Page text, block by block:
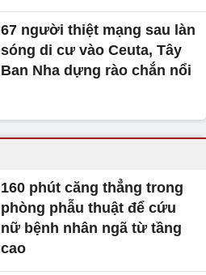
67 người thiệt mạng sau làn
sóng di cư vào Ceuta, Tây
Ban Nha dựng rào chắn nổi
160 phút căng thẳng trong
phòng phẫu thuật để cứu
nữ bệnh nhân ngã từ tầng
cao